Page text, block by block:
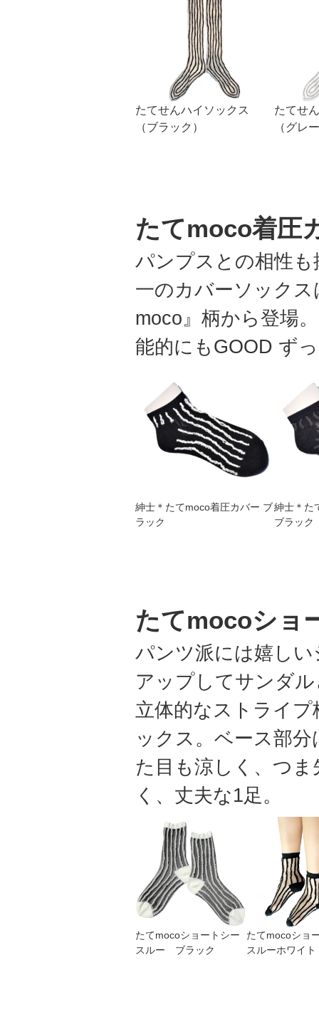
たてせんハイソックス
（ブラック）
たてせ
（グレ
たてmoco着圧
パンプスとの相性
一のカバーソック
moco』柄から登場
能的にもGOOD ず
紳士＊たてmoco着圧カバー ブ
ラック
紳士＊た
ブラック
たてmocoショ
パンツ派には嬉し
アップしてサンダ
立体的なストライ
ックス。ベース部
た目も涼しく、つ
く、丈夫な1足。
たてmocoショートシー
スルー ブラック
たてmocoショ
スルーホワイト